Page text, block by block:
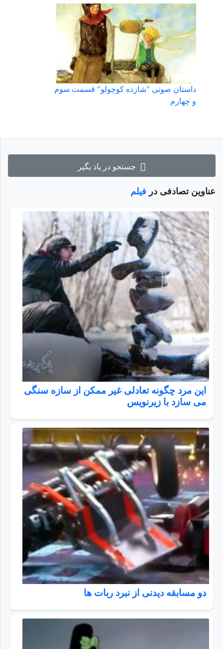
جستجو در یاد بگیر
عناوین تصادفی در فیلم
این مرد چگونه تعادلی غیر ممکن از سازه سنگی
می سازد با زیرنویس
دو مسابقه دیدنی از نبرد ربات ها
داستان صوتی "شازده کوچولو" قسمت سوم
و چهارم